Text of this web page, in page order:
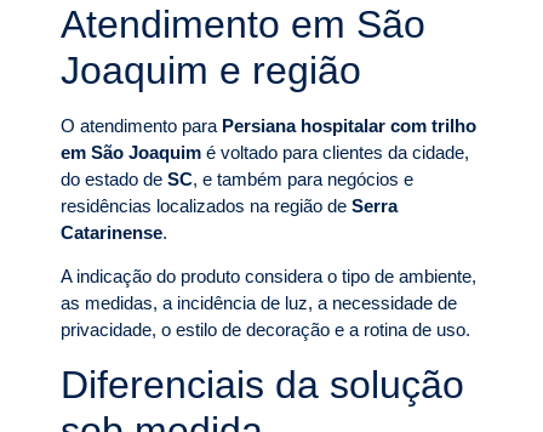
Atendimento em São
Joaquim e região
O atendimento para Persiana hospitalar com trilho
em São Joaquim é voltado para clientes da cidade,
do estado de SC, e também para negócios e
residências localizados na região de Serra
Catarinense.
A indicação do produto considera o tipo de ambiente,
as medidas, a incidência de luz, a necessidade de
privacidade, o estilo de decoração e a rotina de uso.
Diferenciais da solução